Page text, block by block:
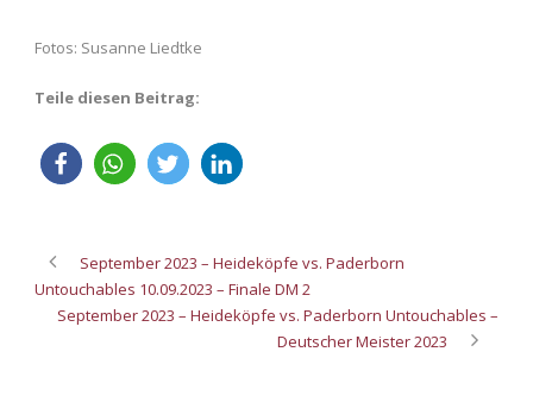
Fotos: Susanne Liedtke
Teile diesen Beitrag:
September 2023 – Heideköpfe vs. Paderborn
Untouchables 10.09.2023 – Finale DM 2
September 2023 – Heideköpfe vs. Paderborn Untouchables –
Deutscher Meister 2023